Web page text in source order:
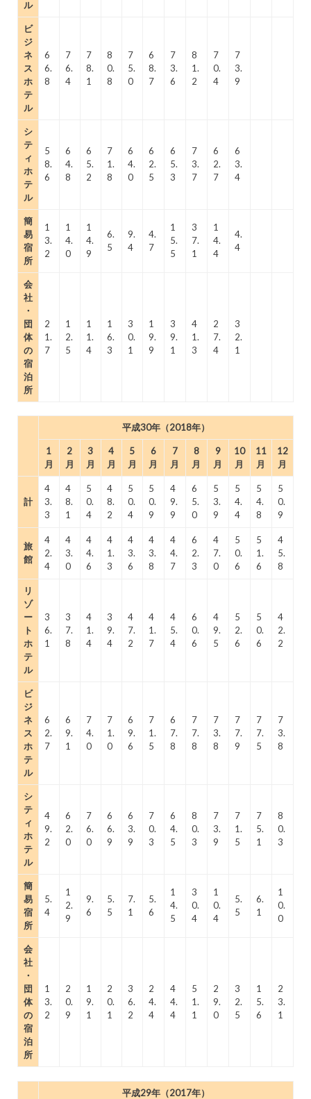
ル
ビ
ジ
ネ
ス
ホ
テ
ル
6
6.
8
7
6.
4
7
8.
1
8
0.
8
7
5.
0
6
8.
7
7
3.
6
8
1.
2
7
0.
4
7
3.
9
シ
テ
ィ
ホ
テ
ル
5
8.
6
6
4.
8
6
5.
2
7
1.
8
6
4.
0
6
2.
5
6
5.
3
7
3.
7
6
2.
7
6
3.
4
簡
易
宿
所
1
3.
2
1
4.
0
1
4.
9
6.
5
9.
4
4.
7
1
5.
5
3
7.
1
1
4.
4
4.
4
会
社
・
団
体
の
宿
泊
所
2
1.
7
1
2.
5
1
1.
4
1
6.
3
3
0.
1
1
9.
9
3
9.
1
4
1.
3
2
7.
4
3
2.
1
平成30年（2018年）
1
月
2
月
3
月
4
月
5
月
6
月
7
月
8
月
9
月
10
月
11
月
12
月
計
4
3.
3
4
8.
1
5
0.
4
4
8.
2
5
0.
4
5
0.
9
4
9.
9
6
5.
0
5
3.
9
5
4.
4
5
4.
8
5
0.
9
旅
館
4
2.
4
4
3.
0
4
4.
6
4
1.
3
4
3.
6
4
3.
8
4
4.
7
6
2.
3
4
7.
0
5
0.
6
5
1.
6
4
5.
8
リ
ゾ
ー
ト
ホ
テ
ル
3
6.
1
3
7.
8
4
1.
4
3
9.
4
4
7.
2
4
1.
7
4
5.
4
6
0.
6
4
9.
5
5
2.
6
5
0.
6
4
2.
2
ビ
ジ
ネ
ス
ホ
テ
ル
6
2.
7
6
9.
1
7
4.
0
7
1.
0
6
9.
6
7
1.
5
6
7.
8
7
7.
8
7
3.
8
7
7.
9
7
7.
5
7
3.
8
シ
テ
ィ
ホ
テ
ル
4
9.
2
6
2.
0
7
6.
0
6
6.
9
6
3.
9
7
0.
3
6
4.
5
8
0.
3
7
3.
9
7
1.
5
7
5.
1
8
0.
3
簡
易
宿
所
5.
4
1
2.
9
9.
6
5.
5
7.
1
5.
6
1
4.
5
3
0.
4
1
0.
4
5.
5
6.
1
1
0.
0
会
社
・
団
体
の
宿
泊
所
1
3.
2
2
0.
9
1
9.
1
2
0.
1
3
6.
2
2
4.
4
4
4.
4
5
1.
1
2
9.
0
3
2.
5
1
5.
6
2
3.
1
平成29年（2017年）